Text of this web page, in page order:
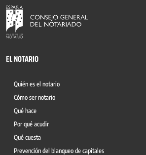
EL NOTARIO
Quién es el notario
Cómo ser notario
Qué hace
Por qué acudir
Qué cuesta
Prevención del blanqueo de capitales